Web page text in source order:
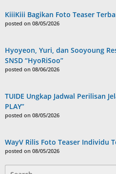
KiiiKiii Bagikan Foto Teaser
posted on 08/05/2026
Hyoyeon, Yuri, dan Sooyoung
SNSD “HyoRiSoo”
posted on 08/06/2026
TUIDE Ungkap Jadwal Perilisan
PLAY”
posted on 08/05/2026
WayV Rilis Foto Teaser Individu
posted on 08/05/2026